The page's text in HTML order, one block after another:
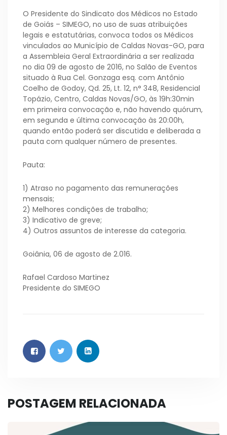
O Presidente do Sindicato dos Médicos no Estado
de Goiás – SIMEGO, no uso de suas atribuições
legais e estatutárias, convoca todos os Médicos
vinculados ao Município de Caldas Novas-GO, para
a Assembleia Geral Extraordinária a ser realizada
no dia 09 de agosto de 2016, no Salão de Eventos
situado à Rua Cel. Gonzaga esq. com Antônio
Coelho de Godoy, Qd. 25, Lt. 12, n° 348, Residencial
Topázio, Centro, Caldas Novas/GO, às 19h:30min
em primeira convocação e, não havendo quórum,
em segunda e última convocação às 20:00h,
quando então poderá ser discutida e deliberada a
pauta com qualquer número de presentes.
Pauta:
1) Atraso no pagamento das remunerações
mensais;
2) Melhores condições de trabalho;
3) Indicativo de greve;
4) Outros assuntos de interesse da categoria.
Goiânia, 06 de agosto de 2.016.
Rafael Cardoso Martinez
Presidente do SIMEGO
POSTAGEM RELACIONADA